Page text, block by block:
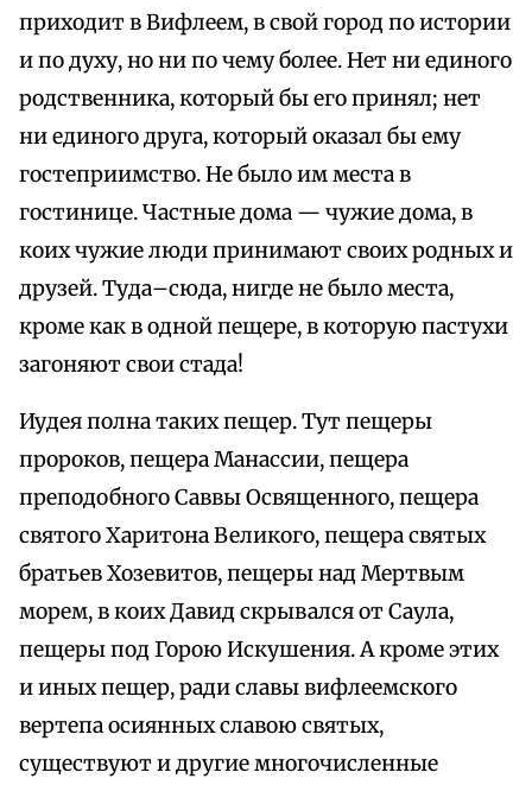
приходит в Вифлеем, в свой город по истории
и по духу, но ни по чему более. Нет ни единого
родственника, который бы его принял; нет
ни единого друга, который оказал бы ему
гостеприимство. Не было им места в
гостинице. Частные дома — чужие дома, в
коих чужие люди принимают своих родных и
друзей. Туда–сюда, нигде не было места,
кроме как в одной пещере, в которую пастухи
загоняют свои стада!
Иудея полна таких пещер. Тут пещеры
пророков, пещера Манассии, пещера
преподобного Саввы Освященного, пещера
святого Харитона Великого, пещера святых
братьев Хозевитов, пещеры над Мертвым
морем, в коих Давид скрывался от Саула,
пещеры под Горою Искушения. А кроме этих
и иных пещер, ради славы вифлеемского
вертепа осиянных славою святых,
существуют и другие многочисленные